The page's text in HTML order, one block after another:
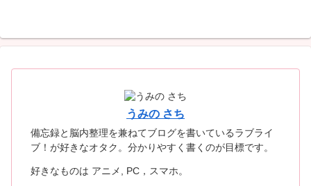
うみの さち
備忘録と脳内整理を兼ねてブログを書いているラブライ
ブ！が好きなオタク。分かりやすく書くのが目標です。
好きなものは アニメ, PC，スマホ。